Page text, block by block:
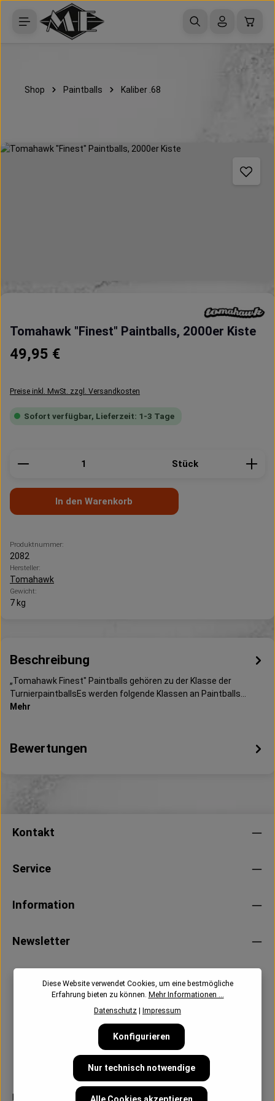
Zum Hauptinhalt springen
Shop Paintballs Kaliber .68
Bildergalerie überspringen
Tomahawk "Finest" Paintballs, 2000er Kiste
Regulärer Preis:
49,95 €
Preise inkl. MwSt. zzgl. Versandkosten
Sofort verfügbar, Lieferzeit: 1-3 Tage
Produkt Anzahl: Gib den gewünschten Wert ein
Stück
In den Warenkorb
Produktnummer:
2082
Hersteller:
Tomahawk
Gewicht:
7 kg
Beschreibung
„Tomahawk Finest" Paintballs gehören zu der Klasse der
TurnierpaintballsEs werden folgende Klassen an Paintballs…
Mehr
Bewertungen
Kontakt
Service
Information
Newsletter
Diese Website verwendet Cookies, um eine bestmögliche
Erfahrung bieten zu können. Mehr Informationen ...
Datenschutz | Impressum
Nur technisch notwendige
Konfigurieren
Alle Cookies akzeptieren